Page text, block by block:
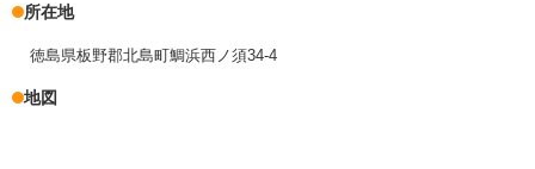
所在地
徳島県板野郡北島町鯛浜西ノ須34-4
地図